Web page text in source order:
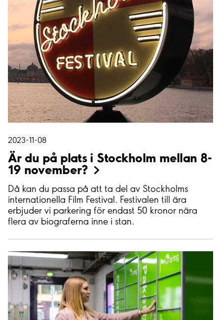
2023-11-08
Är du på plats i Stockholm mellan 8-
19 november?
Då kan du passa på att ta del av Stockholms
internationella Film Festival. Festivalen till ära
erbjuder vi parkering för endast 50 kronor nära
flera av biograferna inne i stan.